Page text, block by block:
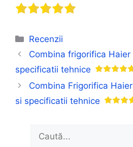
Categorii
Recenzii
Combina frigorifica
specificatii tehnice
Combina Frigorifica
si specificatii tehnice
Caută